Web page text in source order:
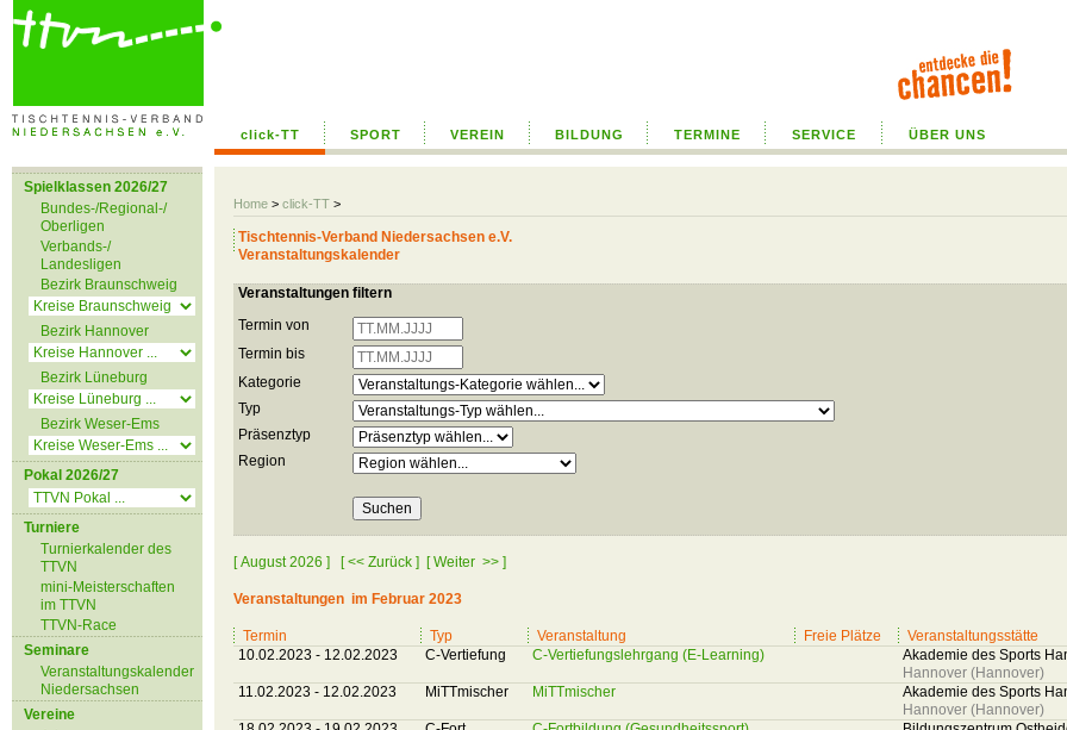
click-TT SPORT VEREIN BILDUNG TERMINE SERVICE ÜBER UNS
Home > click-TT >
Spielklassen 2026/27
Bundes-/Regional-/
Oberligen
Verbands-/
Landesligen
Bezirk Braunschweig
Bezirk Hannover
Bezirk Lüneburg
Bezirk Weser-Ems
Pokal 2026/27
Turniere
Turnierkalender des
TTVN
mini-Meisterschaften
im TTVN
TTVN-Race
Seminare
Veranstaltungskalender
Niedersachsen
Vereine
Tischtennis-Verband Niedersachsen e.V.
Veranstaltungskalender
Veranstaltungen filtern
Termin von
Termin bis
Kategorie
Typ
Präsenztyp
Region
[ August 2026 ] [ << Zurück ] [ Weiter >> ]
Veranstaltungen im Februar 2023
Termin Typ Veranstaltung Freie Plätze
Veranstaltungsstätte
10.02.2023 - 12.02.2023
C-Vertiefung C-Vertiefungslehrgang (E-Learning)
Akademie des Sports
Hannover (Hannover)
11.02.2023 - 12.02.2023
MiTTmischer MiTTmischer
Akademie des Sports
Hannover (Hannover)